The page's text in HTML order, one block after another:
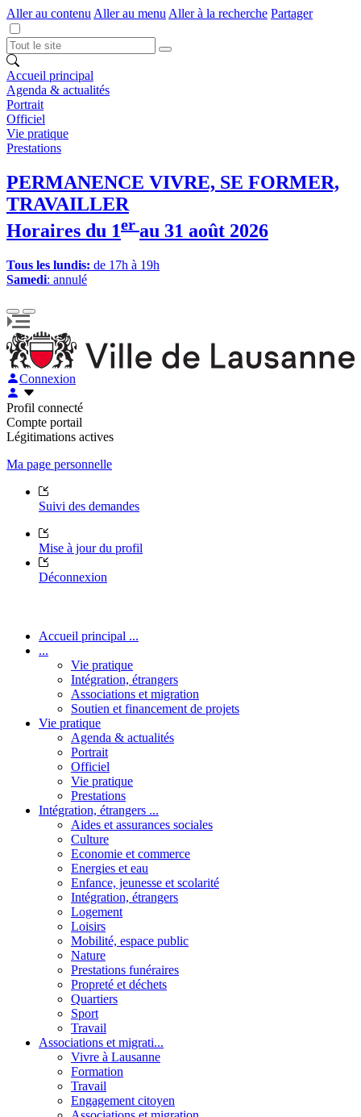
Aller au contenu Aller au menu Aller à la recherche Partager
Accueil principal
Agenda & actualités
Portrait
Officiel
Vie pratique
Prestations
PERMANENCE VIVRE, SE FORMER,
TRAVAILLER
Horaires du 1er au 31 août 2026
Tous les lundis: de 17h à 19h
Samedi: annulé
Connexion
Profil connecté
Compte portail
Légitimations actives
Ma page personnelle
Suivi des demandes
Mise à jour du profil
Déconnexion
Accueil principal ...
...
Vie pratique
Intégration, étrangers
Associations et migration
Soutien et financement de projets
Vie pratique
Agenda & actualités
Portrait
Officiel
Vie pratique
Prestations
Intégration, étrangers ...
Aides et assurances sociales
Culture
Economie et commerce
Energies et eau
Enfance, jeunesse et scolarité
Intégration, étrangers
Logement
Loisirs
Mobilité, espace public
Nature
Prestations funéraires
Propreté et déchets
Quartiers
Sport
Travail
Associations et migrati...
Vivre à Lausanne
Formation
Travail
Engagement citoyen